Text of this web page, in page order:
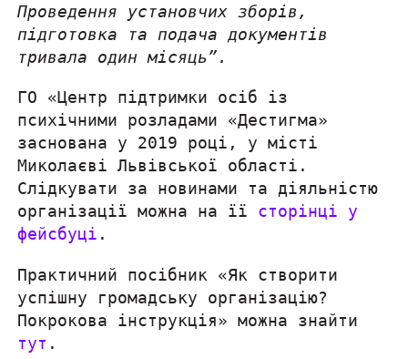
Проведення установчих зборів,
підготовка та подача документів
тривала один місяць”.
ГО «Центр підтримки осіб із
психічними розладами «Дестигма»
заснована у 2019 році, у місті
Миколаєві Львівської області.
Слідкувати за новинами та діяльністю
організації можна на її сторінці у
фейсбуці .
Практичний посібник «Як створити
успішну громадську організацію?
Покрокова інструкція» можна знайти
тут .